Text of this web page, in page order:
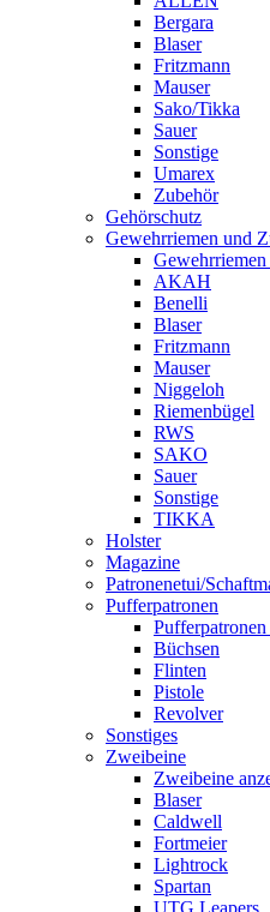
Bergara
Blaser
Fritzmann
Mauser
Sako/Tikka
Sauer
Sonstige
Umarex
Zubehör
Gehörschutz
Gewehrriemen und
AKAH
Benelli
Blaser
Fritzmann
Mauser
Niggeloh
Riemenbügel
RWS
SAKO
Sauer
Sonstige
TIKKA
Holster
Magazine
Patronenetui/
Pufferpatronen
Pufferpatronen
Büchsen
Flinten
Pistole
Revolver
Sonstiges
Zweibeine
Zweibeine
Blaser
Caldwell
Fortmeier
Lightrock
Spartan
UTG Leapers